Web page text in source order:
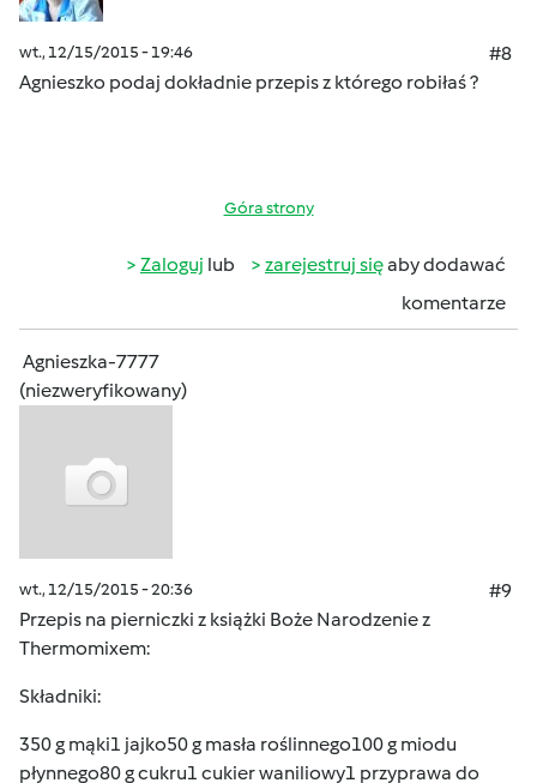
wt., 12/15/2015 - 19:46
#8
Agnieszko podaj dokładnie przepis z którego robiłaś ?
Góra strony
Zaloguj lub zarejestruj sięaby dodawać
komentarze
Agnieszka-7777
(niezweryfikowany)
wt., 12/15/2015 - 20:36
#9
Przepis na pierniczki z książki Boże Narodzenie z
Thermomixem:
Składniki:
350 g mąki1 jajko50 g masła roślinnego100 g miodu
płynnego80 g cukru1 cukier waniliowy1 przyprawa do